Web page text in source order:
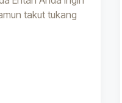
takut tukang